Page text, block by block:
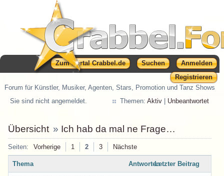
Zum Portal Crabbel.de Suchen
Anmelden
Registrieren
Forum für Künstler, Musiker, Agenten, Stars, Promotion und Tanz Shows
Sie sind nicht angemeldet.
Themen:Aktiv Unbeantwortet
Übersicht » Ich hab da mal ne Frage…
Seiten: Vorherige 1 2 3 Nächste
Thema AntwortenLetzter Beitrag